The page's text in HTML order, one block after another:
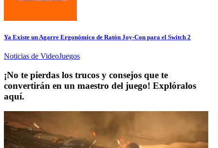
Ya Existe un Agarre Ergonómico de Ratón Joy-Con para el Switch 2
Noticias de VideoJuegos
¡No te pierdas los trucos y consejos que te
convertirán en un maestro del juego! Explóralos
aquí.